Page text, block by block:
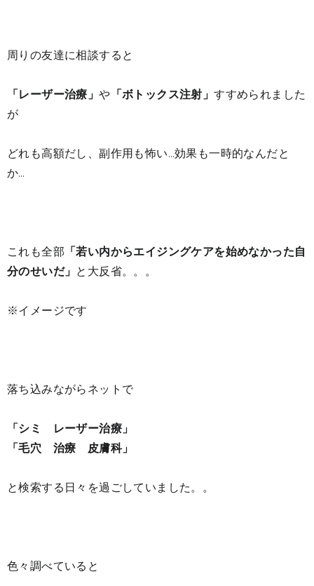
周りの友達に相談すると
「レーザー治療」や 「ボトックス注射」すすめられました
が
どれも高額だし、副作用も怖い…効果も一時的なんだと
か…
これも全部 「若い内からエイジングケアを始めなかった自
分のせいだ」 と大反省。。。
※イメージです
落ち込みながらネットで
「シミ レーザー治療」
「毛穴 治療 皮膚科」
と検索する日々を過ごしていました。。
色々調べていると